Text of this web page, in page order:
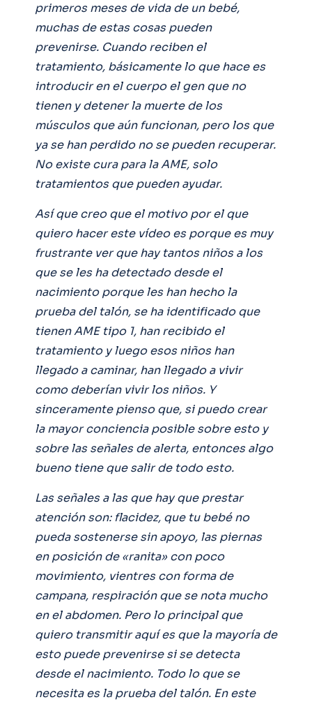
primeros meses de vida de un bebé,
muchas de estas cosas pueden
prevenirse. Cuando reciben el
tratamiento, básicamente lo que hace es
introducir en el cuerpo el gen que no
tienen y detener la muerte de los
músculos que aún funcionan, pero los que
ya se han perdido no se pueden recuperar.
No existe cura para la AME, solo
tratamientos que pueden ayudar.
Así que creo que el motivo por el que
quiero hacer este vídeo es porque es muy
frustrante ver que hay tantos niños a los
que se les ha detectado desde el
nacimiento porque les han hecho la
prueba del talón, se ha identificado que
tienen AME tipo 1, han recibido el
tratamiento y luego esos niños han
llegado a caminar, han llegado a vivir
como deberían vivir los niños. Y
sinceramente pienso que, si puedo crear
la mayor conciencia posible sobre esto y
sobre las señales de alerta, entonces algo
bueno tiene que salir de todo esto.
Las señales a las que hay que prestar
atención son: flacidez, que tu bebé no
pueda sostenerse sin apoyo, las piernas
en posición de «ranita» con poco
movimiento, vientres con forma de
campana, respiración que se nota mucho
en el abdomen. Pero lo principal que
quiero transmitir aquí es que la mayoría de
esto puede prevenirse si se detecta
desde el nacimiento. Todo lo que se
necesita es la prueba del talón. En este